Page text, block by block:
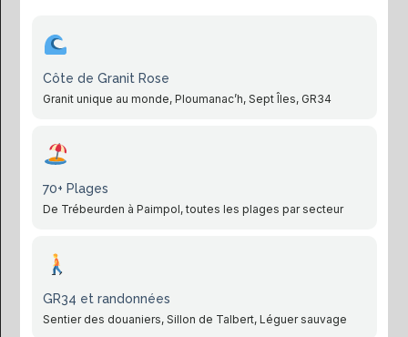
Côte de Granit Rose
Granit unique au monde, Ploumanac’h, Sept Îles, GR34
70+ Plages
De Trébeurden à Paimpol, toutes les plages par secteur
GR34 et randonnées
Sentier des douaniers, Sillon de Talbert, Léguer sauvage